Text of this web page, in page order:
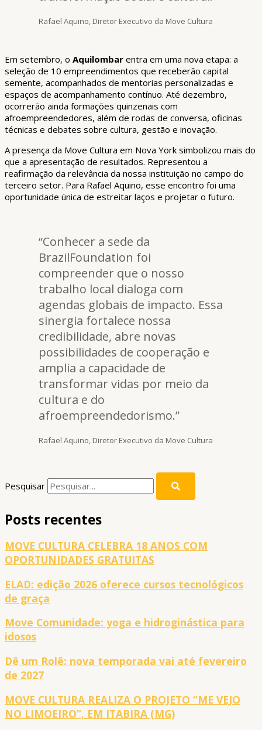
Rafael Aquino, Diretor Executivo da Move Cultura
Em setembro, o Aquilombar entra em uma nova etapa: a
seleção de 10 empreendimentos que receberão capital
semente, acompanhados de mentorias personalizadas e
espaços de acompanhamento contínuo. Até dezembro,
ocorrerão ainda formações quinzenais com
afroempreendedores, além de rodas de conversa, oficinas
técnicas e debates sobre cultura, gestão e inovação.
A presença da Move Cultura em Nova York simbolizou mais do
que a apresentação de resultados. Representou a
reafirmação da relevância da nossa instituição no campo do
terceiro setor. Para Rafael Aquino, esse encontro foi uma
oportunidade única de estreitar laços e projetar o futuro.
“Conhecer a sede da
BrazilFoundation foi
compreender que o nosso
trabalho local dialoga com
agendas globais de impacto. Essa
sinergia fortalece nossa
credibilidade, abre novas
possibilidades de cooperação e
amplia a capacidade de
transformar vidas por meio da
cultura e do
afroempreendedorismo.”
Rafael Aquino, Diretor Executivo da Move Cultura
Pesquisar
Posts recentes
MOVE CULTURA CELEBRA 18 ANOS COM
OPORTUNIDADES GRATUITAS
ELAD: edição 2026 oferece cursos tecnológicos
de graça
Move Comunidade: yoga e hidroginástica para
idosos
Dê um Rolê: nova temporada vai até fevereiro
de 2027
MOVE CULTURA REALIZA O PROJETO “ME VEJO
NO LIMOEIRO”, EM ITABIRA (MG)